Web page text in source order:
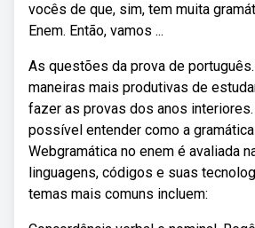
vocês de que, sim, tem muita
Enem. Então, vamos ...
As questões da prova de
maneiras mais produtivas de
fazer as provas dos anos
possível entender como a gramática
Webgramática no enem é avaliada
linguagens, códigos e suas
temas mais comuns incluem: